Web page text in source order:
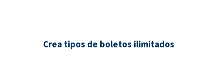
Crea tipos de boletos ilimitados